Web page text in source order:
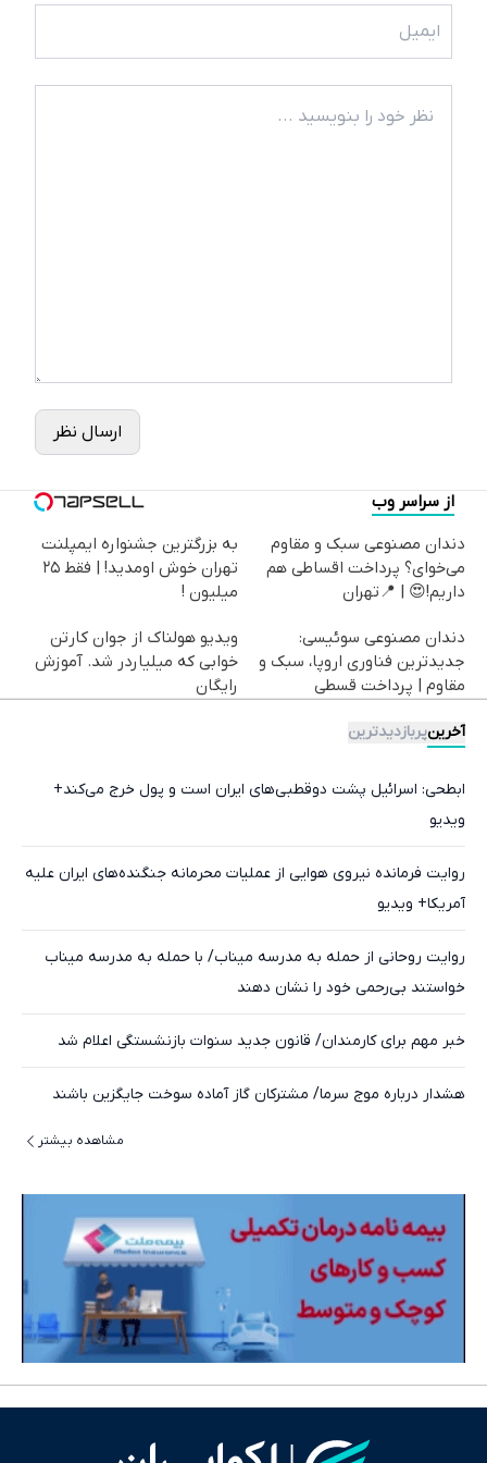
ارسال نظر
از سراسر وب
دندان مصنوعی سبک و مقاوم
می‌خوای؟ پرداخت اقساطی هم
داریم!😍 | 📍تهران
به بزرگترین جشنواره ایمپلنت
تهران خوش اومدید! | فقط ۲۵
میلیون !
دندان مصنوعی سوئیسی:
جدیدترین فناوری اروپا، سبک و
مقاوم | پرداخت قسطی
ویدیو هولناک از جوان کارتن
خوابی که میلیاردر شد. آموزش
رایگان
آخرینپربازدیدترین
ابطحی: اسرائیل پشت دوقطبی‌های ایران است و پول خرج می‌کند+
ویدیو
روایت فرمانده نیروی هوایی از عملیات محرمانه جنگنده‌های ایران علیه
آمریکا+ ویدیو
روایت روحانی از حمله به مدرسه میناب/ با حمله به مدرسه میناب
خواستند بی‌رحمی خود را نشان دهند
خبر مهم برای کارمندان/ قانون جدید سنوات بازنشستگی اعلام شد
هشدار درباره موج سرما/ مشترکان گاز آماده سوخت جایگزین باشند
مشاهده بیشتر